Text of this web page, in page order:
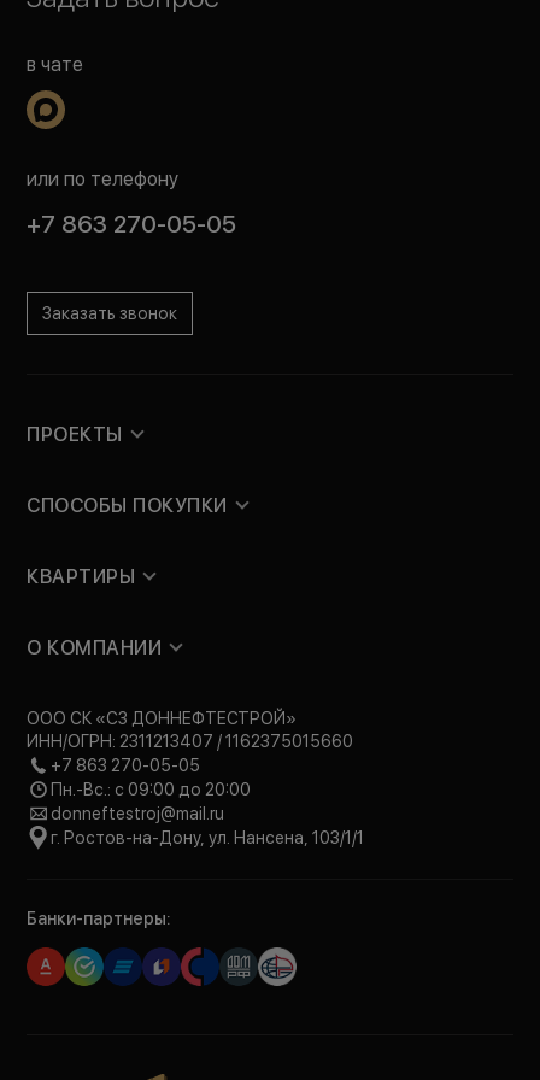
в чате
или по телефону
+7 863 270-05-05
Заказать звонок
ПРОЕКТЫ
СПОСОБЫ ПОКУПКИ
КВАРТИРЫ
О КОМПАНИИ
ООО СК «СЗ ДОННЕФТЕСТРОЙ»
ИНН/ОГРН: 2311213407 / 1162375015660
+7 863 270-05-05
Пн.-Вс.: с 09:00 до 20:00
donneftestroj@mail.ru
г. Ростов-на-Дону, ул. Нансена, 103/1/1
Банки-партнеры: